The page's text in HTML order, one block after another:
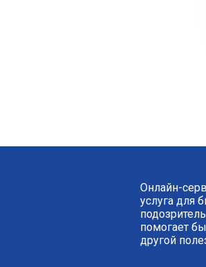
Онлайн-
услуга для
помогает
другой